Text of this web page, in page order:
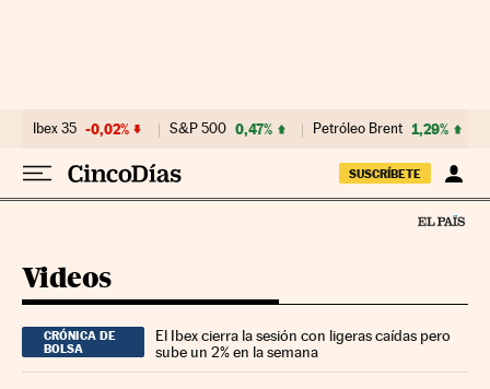
Ibex 35 -0,02% S&P 500 0,47% Petróleo Brent 1,29%
SUSCRÍBETE
Videos
CRÓNICA DE
BOLSA
El Ibex cierra la sesión con ligeras caídas pero
sube un 2% en la semana